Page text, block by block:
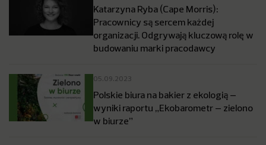
Katarzyna Ryba (Cape Morris):
Pracownicy są sercem każdej
organizacji. Odgrywają kluczową rolę w
budowaniu marki pracodawcy
05.09.2023
Polskie biura na bakier z ekologią –
wyniki raportu „Ekobarometr – zielono
w biurze”